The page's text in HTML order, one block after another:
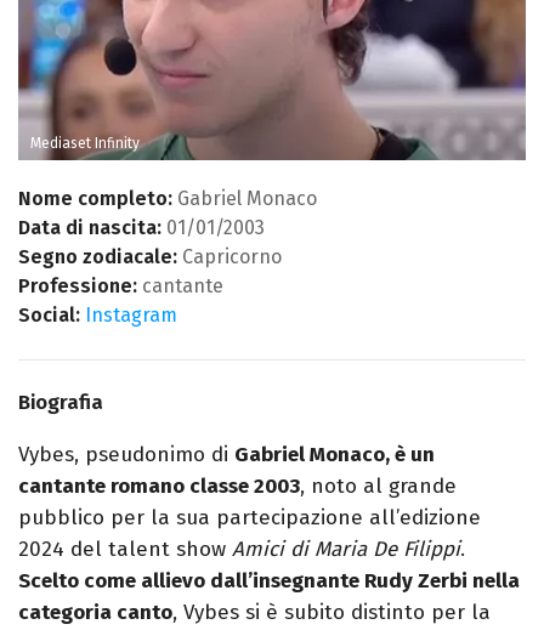
Mediaset Infinity
Nome completo: Gabriel Monaco
Data di nascita: 01/01/2003
Segno zodiacale: Capricorno
Professione: cantante
Social: Instagram
Biografia
Vybes, pseudonimo di Gabriel Monaco, è un
cantante romano classe 2003, noto al grande
pubblico per la sua partecipazione all’edizione
2024 del talent show Amici di Maria De Filippi.
Scelto come allievo dall’insegnante Rudy Zerbi nella
categoria canto, Vybes si è subito distinto per la